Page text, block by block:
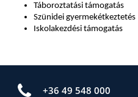
+36 49 548 000